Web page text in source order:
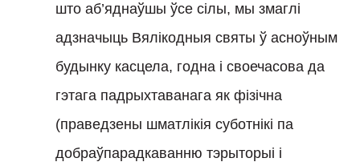
што аб’яднаўшы ўсе сілы, мы змаглі
адзначыць Вялікодныя святы ў асноўным
будынку касцела, годна і своечасова да
гэтага падрыхтаванага як фізічна
(праведзены шматлікія суботнікі па
добраўпарадкаванню тэрыторыі і